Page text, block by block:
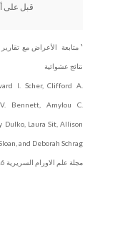
قبل على أكثر من 600 موقع
¹ متابعة الأعراض مع
نتائج عشوائية
I. Scher, Clifford A.
Bennett, Amylou C.
Dulko, Laura Sit, Allison
and Deborah Schrag
مجلة علم الاورام السريرية 2016 34:6، 557-565